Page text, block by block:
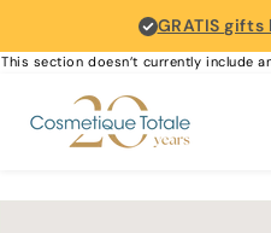
GRATIS
This section doesn’t currently include
Cosmetique